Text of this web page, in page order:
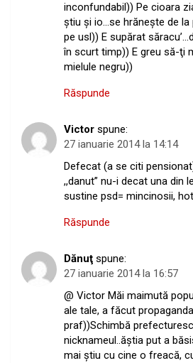
inconfundabil)) Pe cioara
ştiu şi io…se hrăneşte de la
pe usl)) E supărat
în scurt timp)) E greu să-ţi
mielule negru))
Răspunde
Victor spune:
27 ianuarie 2014 la 14:14
Defecat (a se citi
,,danut” nu-i decat una din
sustine psd= mincinosii,
Răspunde
Dănuţ spune:
27 ianuarie 2014 la 16:57
@ Victor Măi maimută
ale tale, a făcut
praf))Schimbă
nicknameul..ăştia put a
mai ştiu cu cine o freacă,